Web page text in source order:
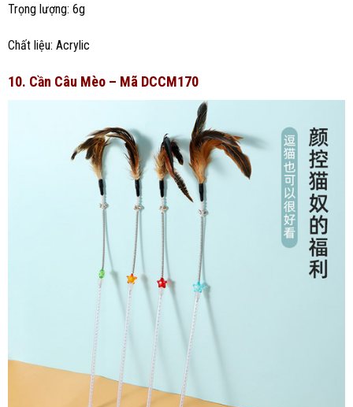
Trọng lượng: 6g
Chất liệu: Acrylic
10. Cần Câu Mèo – Mã DCCM170